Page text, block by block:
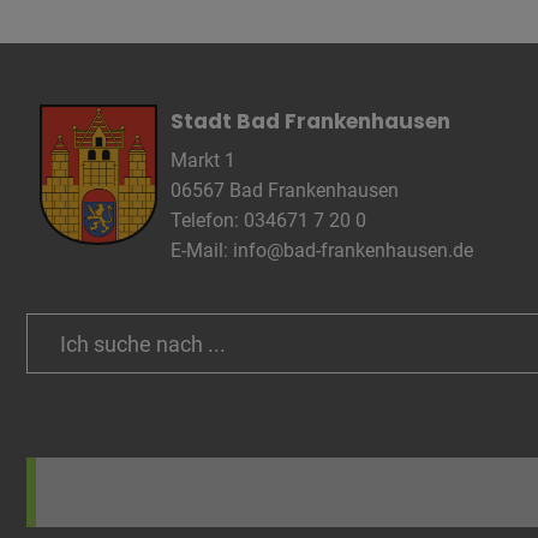
Stadt Bad Frankenhausen
Markt 1
06567 Bad Frankenhausen
Telefon: 034671 7 20 0
E-Mail: info@bad-frankenhausen.de
Cookie